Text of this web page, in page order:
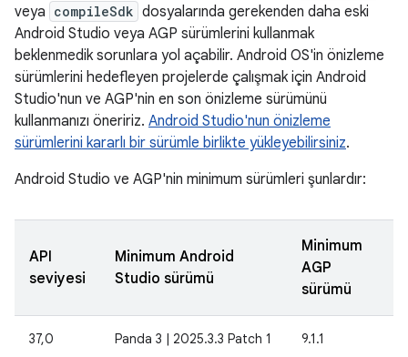
veya compileSdk dosyalarında gerekenden daha eski
Android Studio veya AGP sürümlerini kullanmak
beklenmedik sorunlara yol açabilir. Android OS'in önizleme
sürümlerini hedefleyen projelerde çalışmak için Android
Studio'nun ve AGP'nin en son önizleme sürümünü
kullanmanızı öneririz. Android Studio'nun önizleme
sürümlerini kararlı bir sürümle birlikte yükleyebilirsiniz.
Android Studio ve AGP'nin minimum sürümleri şunlardır:
API
seviyesi
Minimum Android
Studio sürümü
Minimum
AGP
sürümü
37,0 Panda 3 | 2025.3.3 Patch 1 9.1.1